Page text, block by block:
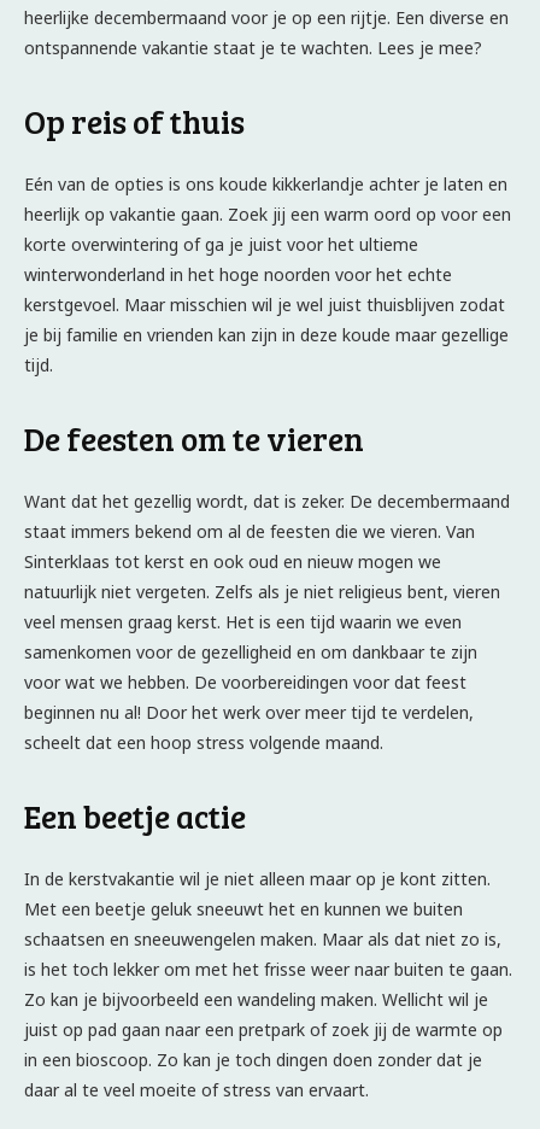
heerlijke decembermaand voor je op een rijtje. Een diverse en
ontspannende vakantie staat je te wachten. Lees je mee?
Op reis of thuis
Eén van de opties is ons koude kikkerlandje achter je laten en
heerlijk op vakantie gaan. Zoek jij een warm oord op voor een
korte overwintering of ga je juist voor het ultieme
winterwonderland in het hoge noorden voor het echte
kerstgevoel. Maar misschien wil je wel juist thuisblijven zodat
je bij familie en vrienden kan zijn in deze koude maar gezellige
tijd.
De feesten om te vieren
Want dat het gezellig wordt, dat is zeker. De decembermaand
staat immers bekend om al de feesten die we vieren. Van
Sinterklaas tot kerst en ook oud en nieuw mogen we
natuurlijk niet vergeten. Zelfs als je niet religieus bent, vieren
veel mensen graag kerst. Het is een tijd waarin we even
samenkomen voor de gezelligheid en om dankbaar te zijn
voor wat we hebben. De voorbereidingen voor dat feest
beginnen nu al! Door het werk over meer tijd te verdelen,
scheelt dat een hoop stress volgende maand.
Een beetje actie
In de kerstvakantie wil je niet alleen maar op je kont zitten.
Met een beetje geluk sneeuwt het en kunnen we buiten
schaatsen en sneeuwengelen maken. Maar als dat niet zo is,
is het toch lekker om met het frisse weer naar buiten te gaan.
Zo kan je bijvoorbeeld een wandeling maken. Wellicht wil je
juist op pad gaan naar een pretpark of zoek jij de warmte op
in een bioscoop. Zo kan je toch dingen doen zonder dat je
daar al te veel moeite of stress van ervaart.